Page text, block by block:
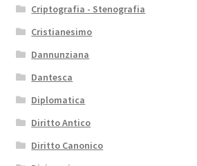
Criptografia - Stenografia
Cristianesimo
Dannunziana
Dantesca
Diplomatica
Diritto Antico
Diritto Canonico